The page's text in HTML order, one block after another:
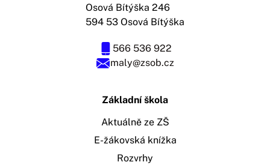
maly@zsob.cz
566 536 922
Osová Bítýška 246
594 53 Osová Bítýška
Základní škola
Aktuálně ze ZŠ
E-žákovská knížka
Rozvrhy